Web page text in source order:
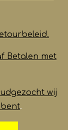
Betalen met
wij
.